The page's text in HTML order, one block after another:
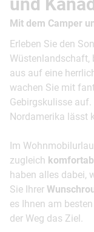
Mit dem Camper
Erleben Sie den
Wüstenlandschaft,
aus auf eine
wachen Sie mit
Gebirgskulisse
Nordamerika lässt
Im
zugleich
haben alles dabei,
Sie Ihrer
es Ihnen am
der Weg das Ziel.